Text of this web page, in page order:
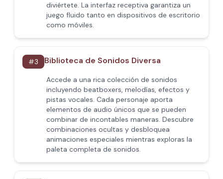
diviértete. La interfaz receptiva garantiza un
juego fluido tanto en dispositivos de escritorio
como móviles.
#3 Biblioteca de Sonidos Diversa
Accede a una rica colección de sonidos
incluyendo beatboxers, melodías, efectos y
pistas vocales. Cada personaje aporta
elementos de audio únicos que se pueden
combinar de incontables maneras. Descubre
combinaciones ocultas y desbloquea
animaciones especiales mientras exploras la
paleta completa de sonidos.